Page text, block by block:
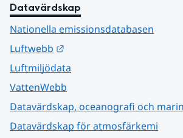
Datavärdskap
Nationella emissionsdatabasen
Luftwebb
Luftmiljödata
VattenWebb
Datavärdskap, oceanografi och
Datavärdskap för atmosfärkemi